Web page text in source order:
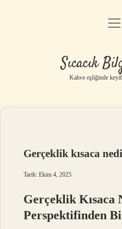
Yasal
Sıcacık
Kahve eşliğinde
Gerçeklik kısaca
Tarih: Ekim 4, 2025
Gerçeklik Kısaca
Perspektifinden